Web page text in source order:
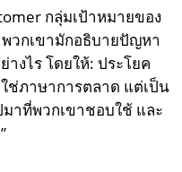
กลุ่มเป้าหมายของ
วกเขามักอธิบายปัญหา
งไร โดยให้: ประโยค
ช่ภาษาการตลาด แต่เป็น
าที่พวกเขาชอบใช้ และ